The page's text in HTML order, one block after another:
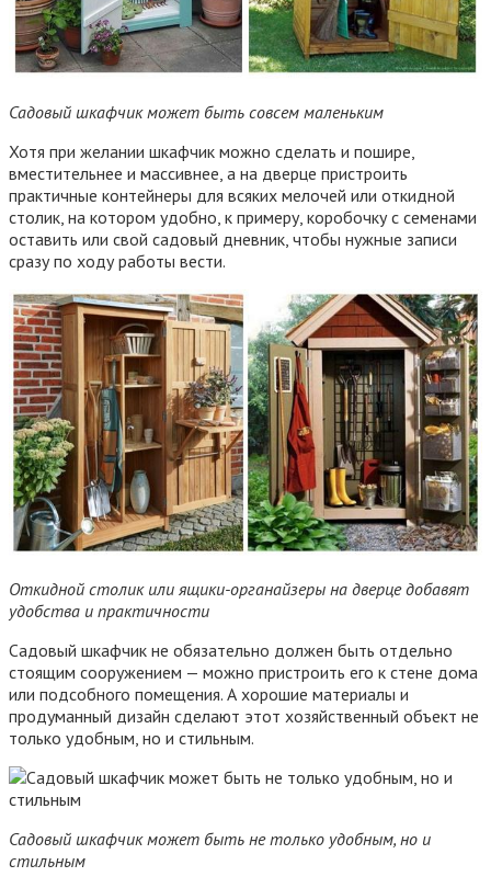
Садовый шкафчик может быть совсем маленьким
Хотя при желании шкафчик можно сделать и пошире,
вместительнее и массивнее, а на дверце пристроить
практичные контейнеры для всяких мелочей или откидной
столик, на котором удобно, к примеру, коробочку с семенами
оставить или свой садовый дневник, чтобы нужные записи
сразу по ходу работы вести.
Откидной столик или ящики-органайзеры на дверце добавят
удобства и практичности
Садовый шкафчик не обязательно должен быть отдельно
стоящим сооружением — можно пристроить его к стене дома
или подсобного помещения. А хорошие материалы и
продуманный дизайн сделают этот хозяйственный объект не
только удобным, но и стильным.
Садовый шкафчик может быть не только удобным, но и
стильным